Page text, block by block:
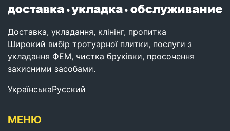
Доставка, укладання, клінінг, пропитка
Широкий вибір тротуарної плитки, послуги з
укладання ФЕМ, чистка бруківки, просочення
захисними засобами.
УкраїнськаРусский
МЕНЮ